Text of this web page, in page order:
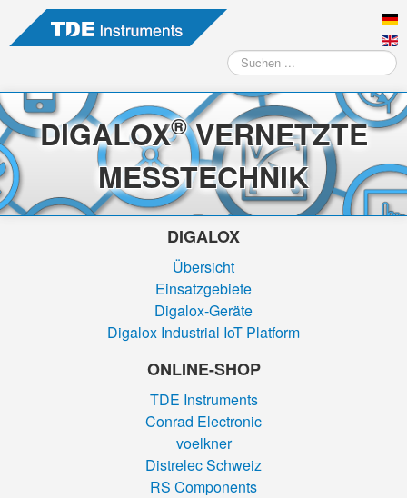
Suchen
...
DIGALOX®VERNETZTE
MESSTECHNIK
DIGALOX
Übersicht
Einsatzgebiete
Digalox-Geräte
Digalox Industrial IoT Platform
ONLINE-SHOP
TDE Instruments
Conrad Electronic
voelkner
Distrelec Schweiz
RS Components